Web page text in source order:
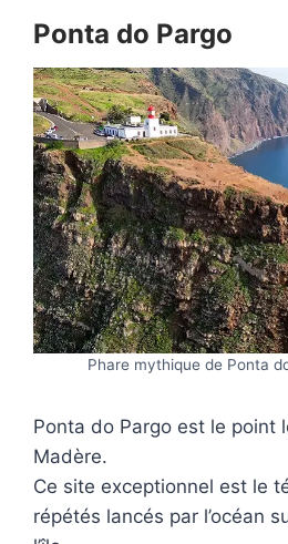
Ponta do Pargo
Phare mythique de Ponta
Ponta do Pargo est le point
Madère.
Ce site exceptionnel est le
répétés lancés par l’océan